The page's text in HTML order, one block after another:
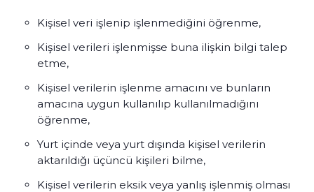
Kişisel veri işlenip işlenmediğini öğrenme,
Kişisel verileri işlenmişse buna ilişkin bilgi talep
etme,
Kişisel verilerin işlenme amacını ve bunların
amacına uygun kullanılıp kullanılmadığını
öğrenme,
Yurt içinde veya yurt dışında kişisel verilerin
aktarıldığı üçüncü kişileri bilme,
Kişisel verilerin eksik veya yanlış işlenmiş olması